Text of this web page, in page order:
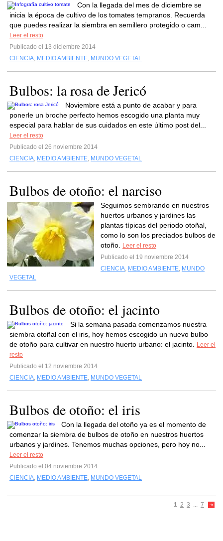
Con la llegada del mes de diciembre se
inicia la época de cultivo de los tomates tempranos. Recuerda
que puedes realizar la siembra en semillero protegido o cam...
Leer el resto
Publicado el 13 diciembre 2014
CIENCIA, MEDIO AMBIENTE, MUNDO VEGETAL
Bulbos: la rosa de Jericó
Noviembre está a punto de acabar y para
ponerle un broche perfecto hemos escogido una planta muy
especial para hablar de sus cuidados en este último post del...
Leer el resto
Publicado el 26 noviembre 2014
CIENCIA, MEDIO AMBIENTE, MUNDO VEGETAL
Bulbos de otoño: el narciso
Seguimos sembrando en nuestros
huertos urbanos y jardines las
plantas típicas del periodo otoñal,
como lo son los preciados bulbos de
otoño.
Leer el resto
Publicado el 19 noviembre 2014
CIENCIA, MEDIO AMBIENTE, MUNDO
VEGETAL
Bulbos de otoño: el jacinto
Si la semana pasada comenzamos nuestra
siembra otoñal con el iris, hoy hemos escogido un nuevo bulbo
de otoño para cultivar en nuestro huerto urbano: el jacinto.
Leer el
resto
Publicado el 12 noviembre 2014
CIENCIA, MEDIO AMBIENTE, MUNDO VEGETAL
Bulbos de otoño: el iris
Con la llegada del otoño ya es el momento de
comenzar la siembra de bulbos de otoño en nuestros huertos
urbanos y jardines. Tenemos muchas opciones, pero hoy no...
Leer el resto
Publicado el 04 noviembre 2014
CIENCIA, MEDIO AMBIENTE, MUNDO VEGETAL
1 2 3 ... 7